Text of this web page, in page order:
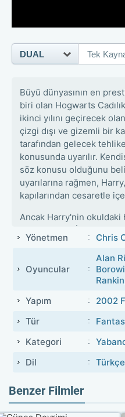
Büyü dünyasının en
biri olan Hogwarts
ikinci yılını geçirecek
çizgi dışı ve gizemli bir
tarafından gelecek
konusunda uyarılır.
söz konusu olduğunu
uyarılarına rağmen,
kapılarından cesaretle
Ancak Harry'nin okuldaki
olmayacaktır. İlk
hisseden Profesör
bir düşman olarak
okulun en popüler
da Harry'e olan nefreti
Her ne kadar Harry, en
Hermione'ın desteğini
zorlu dönem ona
has atmosferine uyum
normal seyrinde gitmez.
ve korkunç bir şekilde
Yönetmen Chris
Oyuncular
Alan
Rankin
Yapım
2002
Tür
Kategori
Dil
DUAL Tek
Benzer Filmler